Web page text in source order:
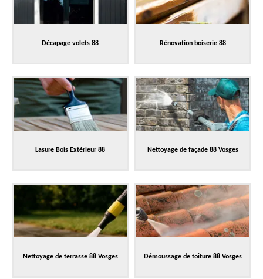
Décapage volets 88 Rénovation boiserie 88
Lasure Bois Extérieur 88 Nettoyage de façade 88 Vosges
Nettoyage de terrasse 88 Vosges Démoussage de toiture 88 Vosges